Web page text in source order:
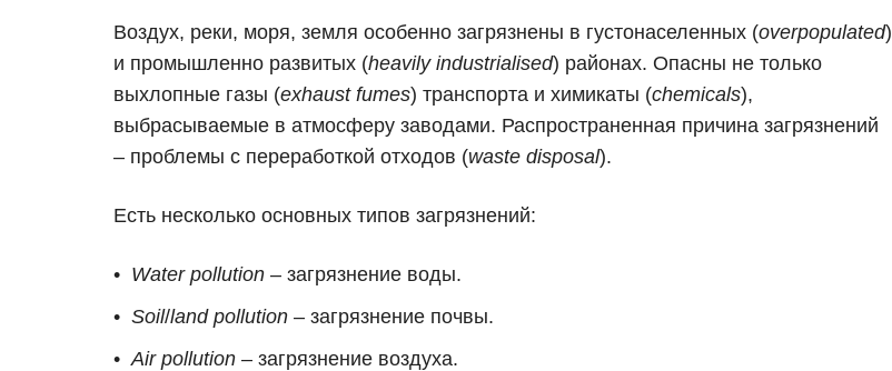
Воздух, реки, моря, земля особенно загрязнены в густонаселенных (overpopulated)
и промышленно развитых (heavily industrialised) районах. Опасны не только
выхлопные газы (exhaust fumes) транспорта и химикаты (chemicals),
выбрасываемые в атмосферу заводами. Распространенная причина загрязнений
– проблемы с переработкой отходов (waste disposal).
Есть несколько основных типов загрязнений:
Water pollution – загрязнение воды.
Soil/land pollution – загрязнение почвы.
Air pollution – загрязнение воздуха.